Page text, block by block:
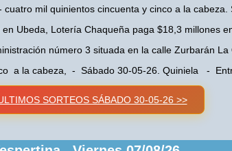
cuatro mil quinientos cincuenta y cinco a la cabeza.
Ubeda, Lotería Chaqueña paga $18,3 millones
número 3 situada en la calle Zurbarán
a la cabeza, - Sábado 30-05-26. Quiniela -
SORTEOS SÁBADO 30-05-26 >>